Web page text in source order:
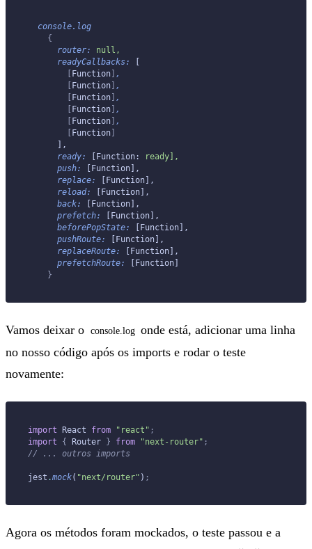
  console.log
    {
      router:
null,
      readyCallbacks:
[
        [
Function] ,
        [
Function] ,
        [
Function] ,
        [
Function] ,
        [
Function] ,
        [
Function]
      ],
      ready:
[Function:
ready],
      push:
[Function],
      replace:
[Function],
      reload:
[Function],
      back:
[Function],
      prefetch:
[Function],
      beforePopState:
[Function],
      pushRoute:
[Function],
      replaceRoute:
[Function],
      prefetchRoute:
[Function]
    }
Vamos deixar o console.log onde está, adicionar uma linha
no nosso código após os imports e rodar o teste
novamente:
import React from "react" ;
import { Router } from "next-router" ;
// ... outros imports
jest .mock( "next/router" ) ;
Agora os métodos foram mockados, o teste passou e a